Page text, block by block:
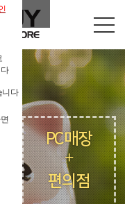
PC매장
+
편의점
니다